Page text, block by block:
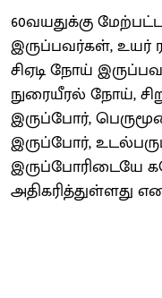
60வயதுக்கு
இருப்பவர்கள், உயர்
சிஏடி நோய்
நுரையீரல் நோய்,
இருப்போர்,
இருப்போர்,
இருப்போரிடையே
அதிகரித்துள்ளது